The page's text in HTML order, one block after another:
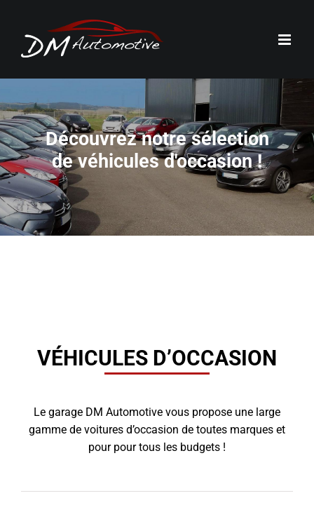
contenu
Découvrez notre sélection
de véhicules d'occasion !
VÉHICULES D’OCCASION
Le garage DM Automotive vous propose une large
gamme de voitures d’occasion de toutes marques et
pour pour tous les budgets !